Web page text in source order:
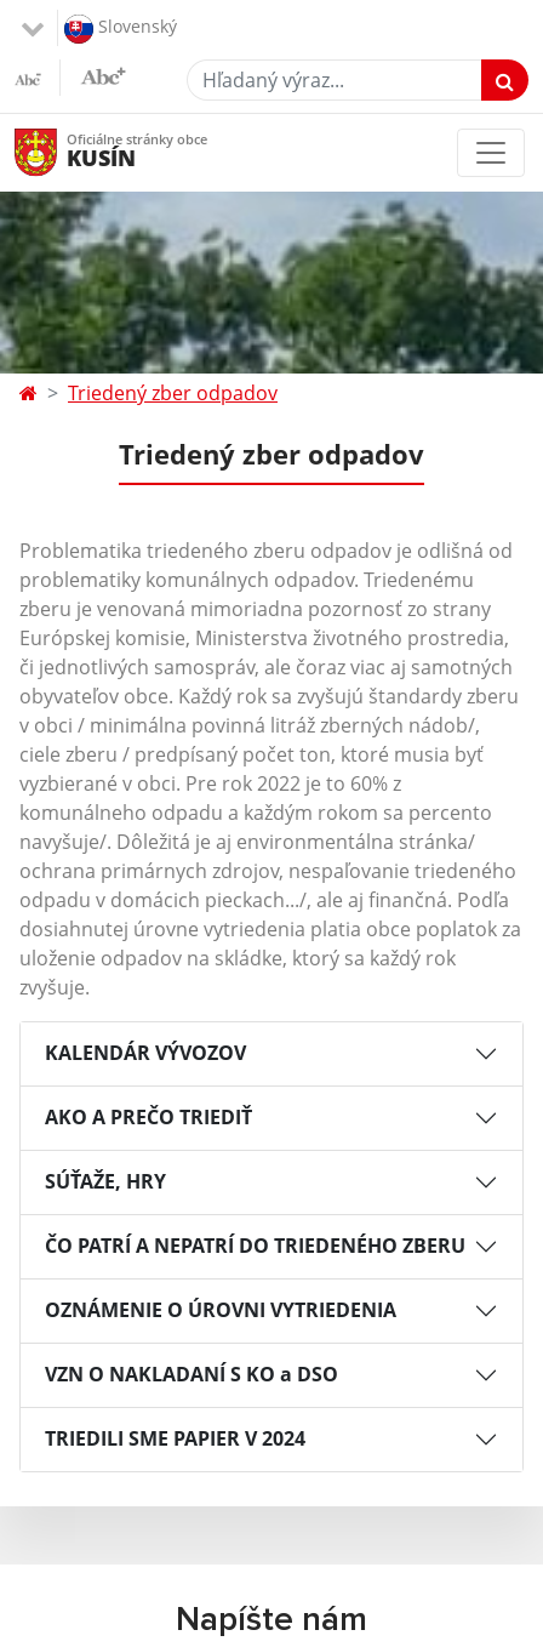
Slovenský
Hľadaný výraz...
Oficiálne stránky obce
KUSÍN
Triedený zber odpadov
Triedený zber odpadov
Problematika triedeného zberu odpadov je odlišná od
problematiky komunálnych odpadov. Triedenému
zberu je venovaná mimoriadna pozornosť zo strany
Európskej komisie, Ministerstva životného prostredia,
či jednotlivých samospráv, ale čoraz viac aj samotných
obyvateľov obce. Každý rok sa zvyšujú štandardy zberu
v obci / minimálna povinná litráž zberných nádob/,
ciele zberu / predpísaný počet ton, ktoré musia byť
vyzbierané v obci. Pre rok 2022 je to 60% z
komunálneho odpadu a každým rokom sa percento
navyšuje/. Dôležitá je aj environmentálna stránka/
ochrana primárnych zdrojov, nespaľovanie triedeného
odpadu v domácich pieckach.../, ale aj finančná. Podľa
dosiahnutej úrovne vytriedenia platia obce poplatok za
uloženie odpadov na skládke, ktorý sa každý rok
zvyšuje.
KALENDÁR VÝVOZOV
AKO A PREČO TRIEDIŤ
SÚŤAŽE, HRY
ČO PATRÍ A NEPATRÍ DO TRIEDENÉHO ZBERU
OZNÁMENIE O ÚROVNI VYTRIEDENIA
VZN O NAKLADANÍ S KO a DSO
TRIEDILI SME PAPIER V 2024
Napíšte nám